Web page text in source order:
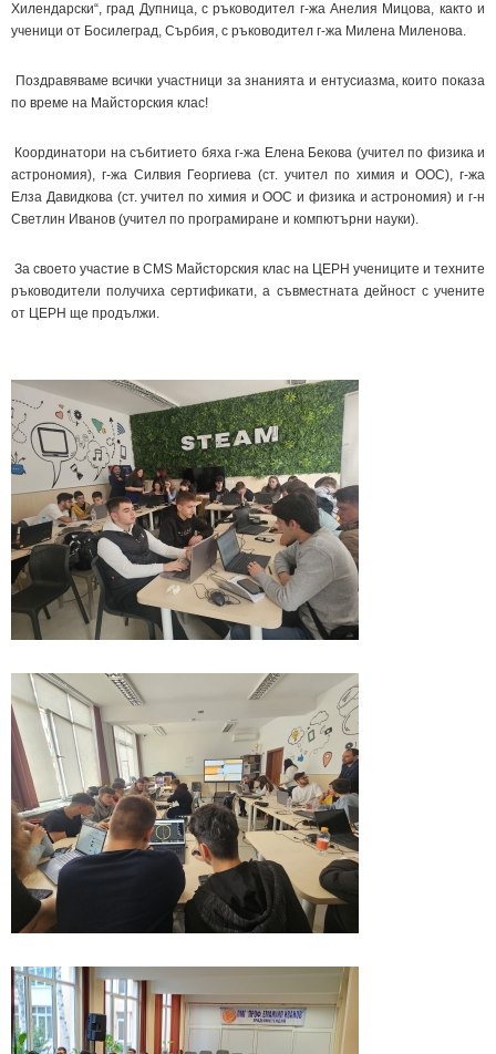
Хилендарски“, град Дупница, с ръководител г-жа Анелия Мицова, както и
ученици от Босилеград, Сърбия, с ръководител г-жа Милена Миленова.
Поздравяваме всички участници за знанията и ентусиазма, които показа
по време на Майсторския клас!
Координатори на събитието бяха г-жа Елена Бекова (учител по физика и
астрономия), г-жа Силвия Георгиева (ст. учител по химия и ООС), г-жа
Елза Давидкова (ст. учител по химия и ООС и физика и астрономия) и г-н
Светлин Иванов (учител по програмиране и компютърни науки).
За своето участие в CMS Майсторския клас на ЦЕРН учениците и техните
ръководители получиха сертификати, а съвместната дейност с учените
от ЦЕРН ще продължи.